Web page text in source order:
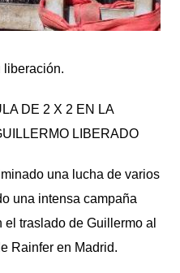
liberación.
DE 2 X 2 EN LA
LIBERADO
una lucha de varios
una intensa campaña
traslado de Guillermo al
Rainfer en Madrid.